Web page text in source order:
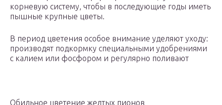
корневую систему, чтобы в последующие годы иметь
пышные крупные цветы.
В период цветения особое внимание уделяют уходу:
производят подкормку специальными удобрениями
с калием или фосфором и регулярно поливают
Обильное цветение желтых пионов